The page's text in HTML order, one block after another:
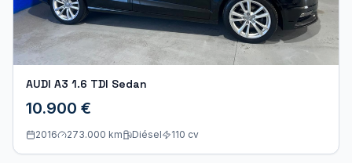
AUDI A3 1.6 TDI Sedan
10.900 €
2016 273.000 km Diésel 110 cv